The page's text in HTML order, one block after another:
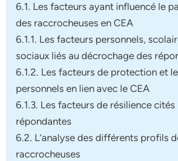
6.1. Les facteurs ayant influencé le
des raccrocheuses en CEA
6.1.1. Les facteurs personnels,
sociaux liés au décrochage des
6.1.2. Les facteurs de protection et
personnels en lien avec le CEA
6.1.3. Les facteurs de résilience cités
répondantes
6.2. L’analyse des différents profils
raccrocheuses